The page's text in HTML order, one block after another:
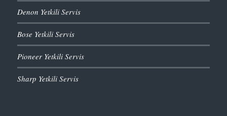
Denon Yetkili Servis
Bose Yetkili Servis
Pioneer Yetkili Servis
Sharp Yetkili Servis